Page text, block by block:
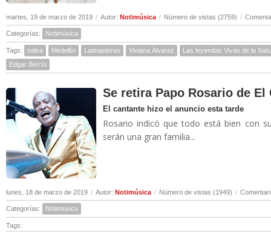
martes, 19 de marzo de 2019 / Autor: Notimúsica / Número de vistas (2759) /
Categorías: Notimúsica
Tags: salsa Medellín Latinastereo Viviana Álvarez
Las leyendas Vivas de la
Edgar Berrío
Se retira Papo Rosario de El
El cantante hizo el anuncio esta tarde
Rosario indicó que todo está bien con
serán una gran familia...
lunes, 18 de marzo de 2019 / Autor: Notimúsica / Número de vistas (1949) /
Categorías: Notimúsica
Tags: